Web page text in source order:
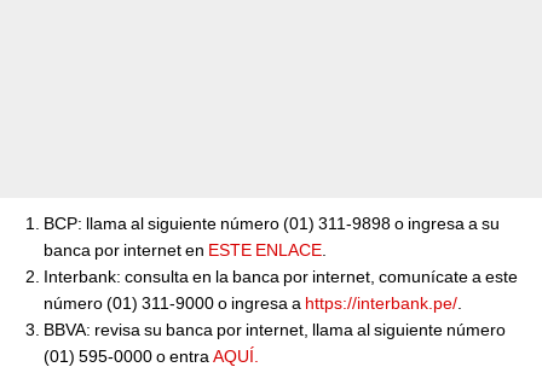
BCP: llama al siguiente número (01) 311-9898 o ingresa a su
banca por internet en ESTE ENLACE
Interbank: consulta en la banca por internet, comunícate a este
número (01) 311-9000 o ingresa a https://interbank.pe/
BBVA: revisa su banca por internet, llama al siguiente número
(01) 595-0000 o entra AQUÍ.